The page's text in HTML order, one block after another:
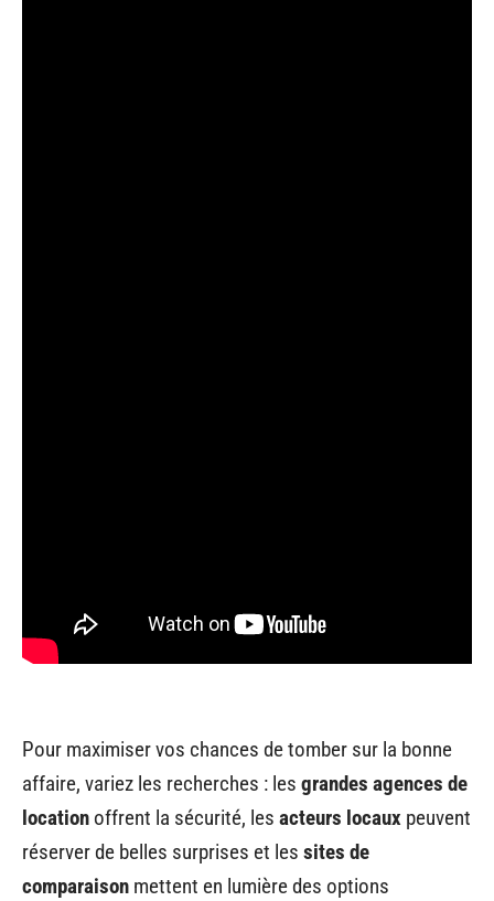
Pour maximiser vos chances de tomber sur la bonne
affaire, variez les recherches : les grandes agences de
location offrent la sécurité, les acteurs locaux peuvent
réserver de belles surprises et les sites de
comparaison mettent en lumière des options